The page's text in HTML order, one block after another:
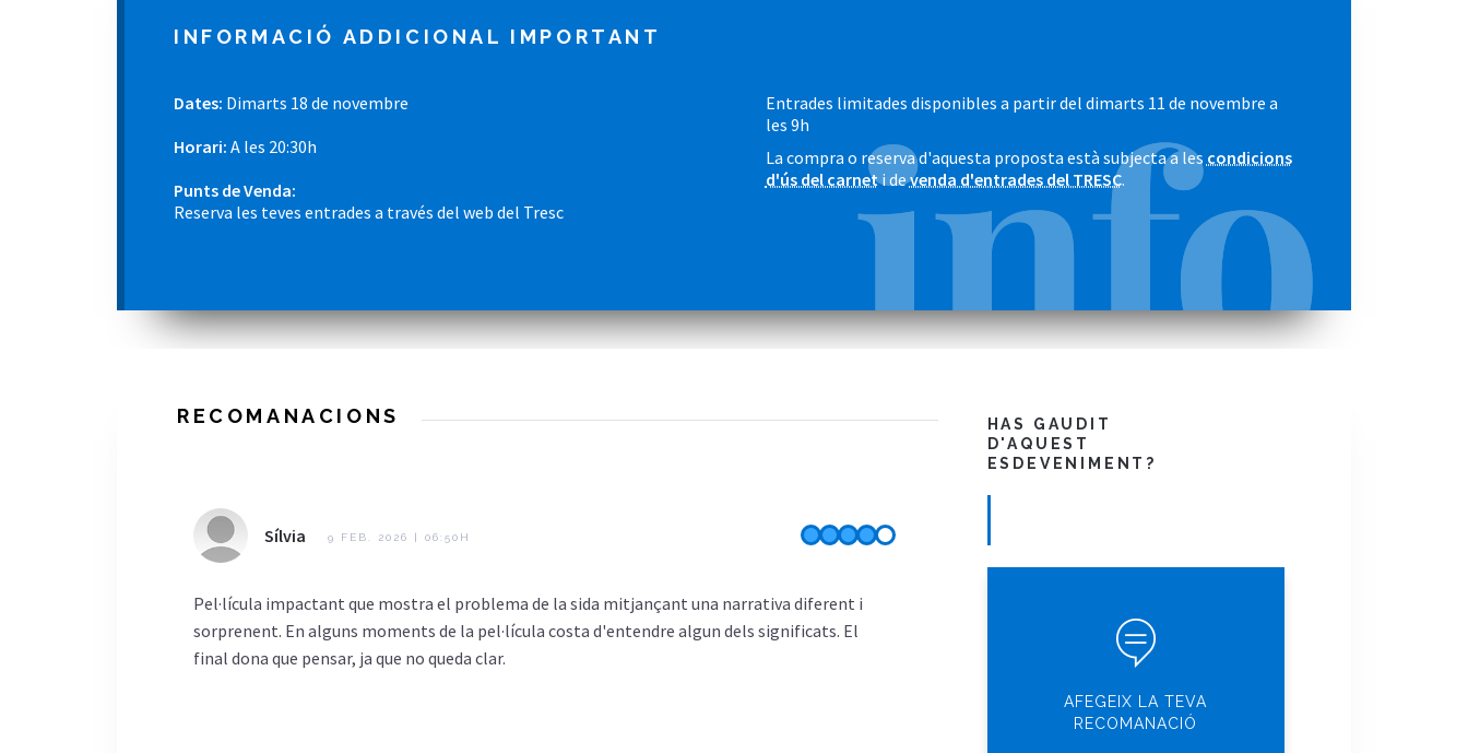
INFORMACIÓ ADDICIONAL IMPORTANT
Dates: Dimarts 18 de novembre
Horari: A les 20:30h
Punts de Venda:
Reserva les teves entrades a través del web del Tresc
Entrades limitades disponibles a partir del dimarts 11 de novembre a
les 9h
La compra o reserva d'aquesta proposta està subjecta a les condicions
d'ús del carneti devenda d'entrades del TRESC.
RECOMANACIONS
Sílvia 9 FEB. 2026 | 06:50H
Pel·lícula impactant que mostra el problema de la sida mitjançant una narrativa diferent i
sorprenent. En alguns moments de la pel·lícula costa d'entendre algun dels significats. El
final dona que pensar, ja que no queda clar.
HAS GAUDIT
D'AQUEST
ESDEVENIMENT?
AFEGEIX LA TEVA
RECOMANACIÓ